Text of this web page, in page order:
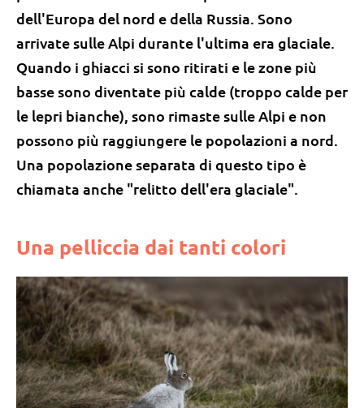
dell'Europa del nord e della Russia. Sono
arrivate sulle Alpi durante l'ultima era glaciale.
Quando i ghiacci si sono ritirati e le zone più
basse sono diventate più calde (troppo calde per
le lepri bianche), sono rimaste sulle Alpi e non
possono più raggiungere le popolazioni a nord.
Una popolazione separata di questo tipo è
chiamata anche "relitto dell'era glaciale".
Una pelliccia dai tanti colori